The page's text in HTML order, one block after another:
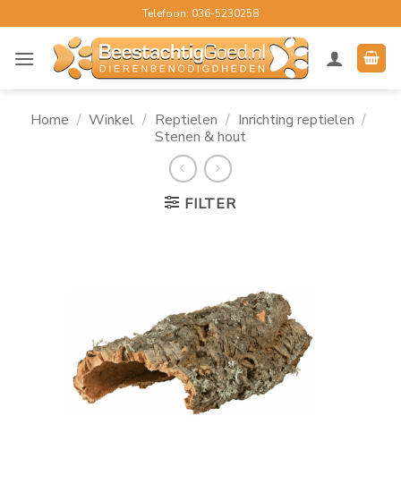
naar
inhoud
Telefoon: 036-5230258
Home / Winkel / Reptielen / Inrichting reptielen /
Stenen & hout
FILTER